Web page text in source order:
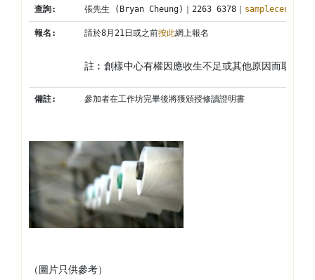
查詢: 張先生 (Bryan Cheung)｜2263 6378｜
報名 : 請於8月21日或之前按此網上報名
註︰創樣中心有權因應收生不足或其他原因而取消
備註: 參加者在工作坊完畢後將獲頒授修讀證明書
（圖片只供參考）